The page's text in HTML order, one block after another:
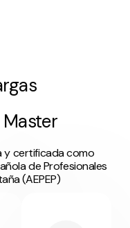
y certificadacomo
deProfesionales
(AEPEP)